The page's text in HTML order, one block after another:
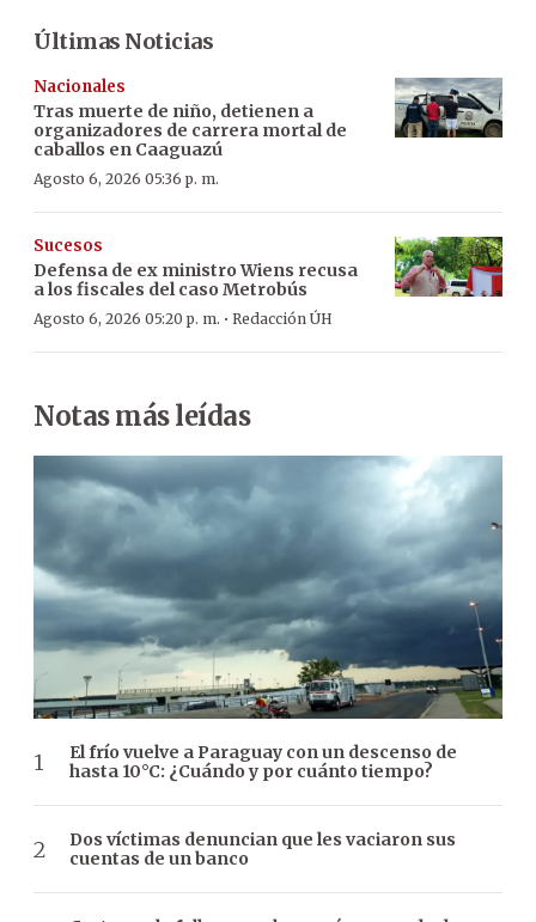
Últimas Noticias
Nacionales
Tras muerte de niño, detienen a
organizadores de carrera mortal de
caballos en Caaguazú
Agosto 6, 2026 05:36 p. m.
Sucesos
Defensa de ex ministro Wiens recusa
a los fiscales del caso Metrobús
Agosto 6, 2026 05:20 p. m. · Redacción ÚH
Notas más leídas
El frío vuelve a Paraguay con un descenso de
hasta 10°C: ¿Cuándo y por cuánto tiempo?
Dos víctimas denuncian que les vaciaron sus
cuentas de un banco